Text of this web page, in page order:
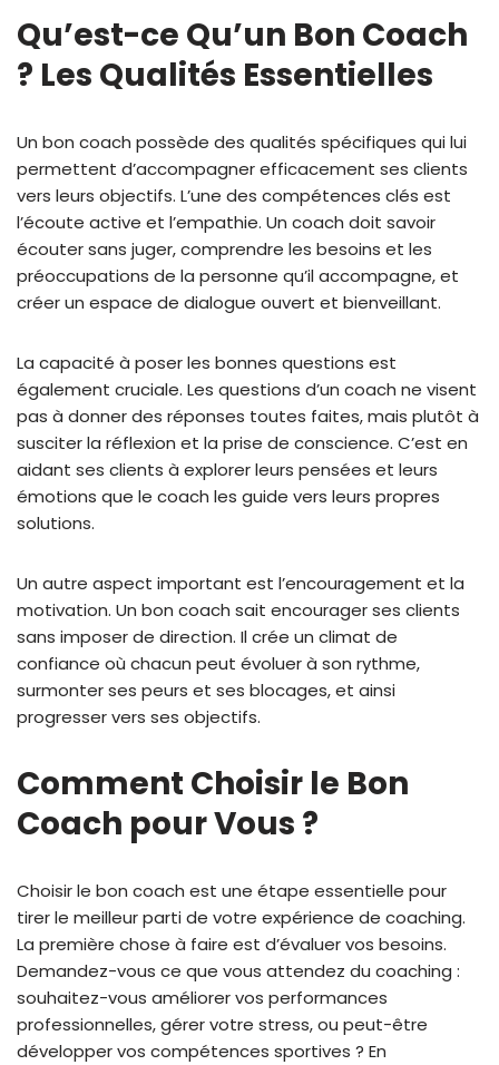
Qu’est-ce Qu’un Bon Coach
? Les Qualités Essentielles
Un bon coach possède des qualités spécifiques qui lui
permettent d’accompagner efficacement ses clients
vers leurs objectifs. L’une des compétences clés est
l’écoute active et l’empathie. Un coach doit savoir
écouter sans juger, comprendre les besoins et les
préoccupations de la personne qu’il accompagne, et
créer un espace de dialogue ouvert et bienveillant.
La capacité à poser les bonnes questions est
également cruciale. Les questions d’un coach ne visent
pas à donner des réponses toutes faites, mais plutôt à
susciter la réflexion et la prise de conscience. C’est en
aidant ses clients à explorer leurs pensées et leurs
émotions que le coach les guide vers leurs propres
solutions.
Un autre aspect important est l’encouragement et la
motivation. Un bon coach sait encourager ses clients
sans imposer de direction. Il crée un climat de
confiance où chacun peut évoluer à son rythme,
surmonter ses peurs et ses blocages, et ainsi
progresser vers ses objectifs.
Comment Choisir le Bon
Coach pour Vous ?
Choisir le bon coach est une étape essentielle pour
tirer le meilleur parti de votre expérience de coaching.
La première chose à faire est d’évaluer vos besoins.
Demandez-vous ce que vous attendez du coaching :
souhaitez-vous améliorer vos performances
professionnelles, gérer votre stress, ou peut-être
développer vos compétences sportives ? En